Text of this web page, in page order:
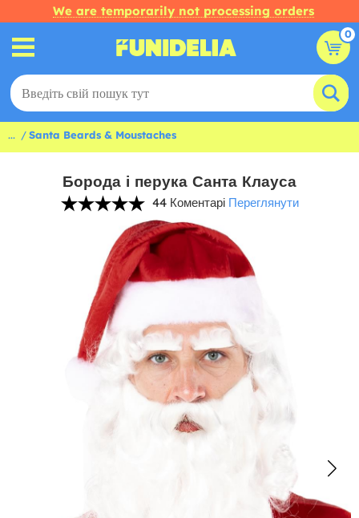
We are temporarily not processing orders
0
... Santa Beards & Moustaches
Борода і перука Санта Клауса
44 Коментарі Переглянути